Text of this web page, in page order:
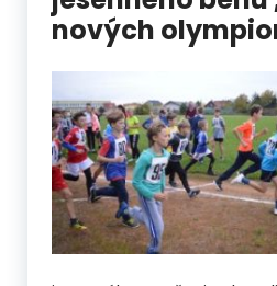
nových